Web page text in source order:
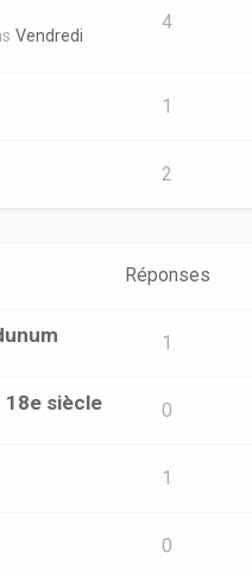
Vendredi
4
1
2
Réponses
1
siècle 0
1
0